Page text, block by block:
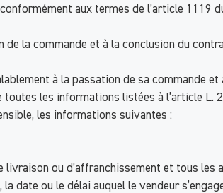
aux termes de l’article 1119
de la commande et à la conclusion du
à la passation de sa commande
les informations listées à l’article L.
les informations suivantes :
ou d’affranchissement et tous les
date ou le délai auquel le vendeur